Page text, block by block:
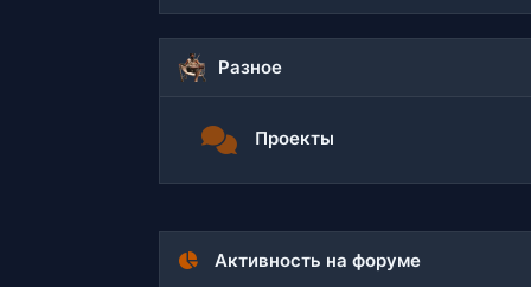
Разное
Проекты
Активность на форуме